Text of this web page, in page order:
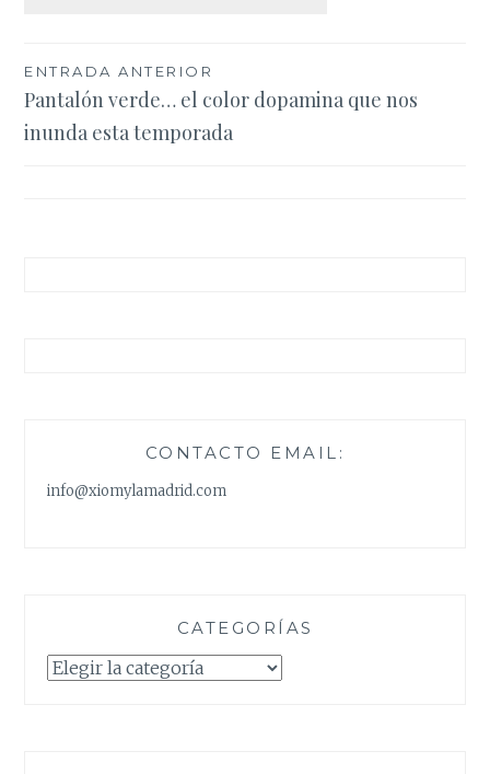
Navegación
de
ENTRADA ANTERIOR
Pantalón verde… el color dopamina que nos
inunda esta temporada
CONTACTO EMAIL:
info@xiomylamadrid.com
CATEGORÍAS
Categorías